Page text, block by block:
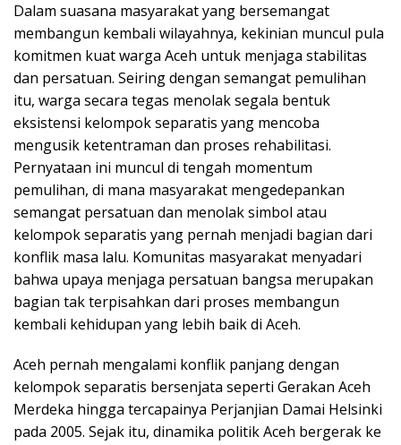
Dalam suasana masyarakat yang bersemangat
membangun kembali wilayahnya, kekinian muncul pula
komitmen kuat warga Aceh untuk menjaga stabilitas
dan persatuan. Seiring dengan semangat pemulihan
itu, warga secara tegas menolak segala bentuk
eksistensi kelompok separatis yang mencoba
mengusik ketentraman dan proses rehabilitasi.
Pernyataan ini muncul di tengah momentum
pemulihan, di mana masyarakat mengedepankan
semangat persatuan dan menolak simbol atau
kelompok separatis yang pernah menjadi bagian dari
konflik masa lalu. Komunitas masyarakat menyadari
bahwa upaya menjaga persatuan bangsa merupakan
bagian tak terpisahkan dari proses membangun
kembali kehidupan yang lebih baik di Aceh.
Aceh pernah mengalami konflik panjang dengan
kelompok separatis bersenjata seperti Gerakan Aceh
Merdeka hingga tercapainya Perjanjian Damai Helsinki
pada 2005. Sejak itu, dinamika politik Aceh bergerak ke